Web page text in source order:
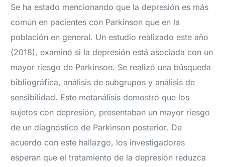
Se ha estado mencionando que la depresión es más
común en pacientes con Parkinson que en la
población en general. Un estudio realizado este año
(2018), examinó si la depresión está asociada con un
mayor riesgo de Parkinson. Se realizó una búsqueda
bibliográfica, análisis de subgrupos y análisis de
sensibilidad. Este metanálisis demostró que los
sujetos con depresión, presentaban un mayor riesgo
de un diagnóstico de Parkinson posterior. De
acuerdo con este hallazgo, los investigadores
esperan que el tratamiento de la depresión reduzca